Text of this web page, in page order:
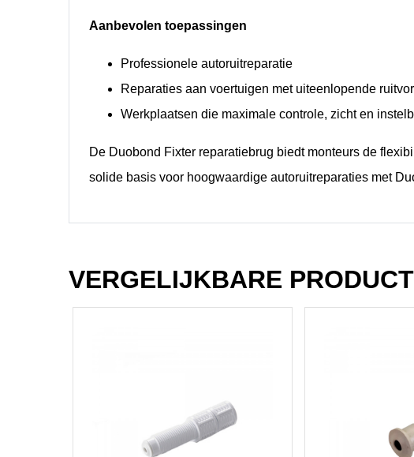
Aanbevolen toepassingen
Professionele autoruitreparatie
Reparaties aan voertuigen met uiteenlopende
Werkplaatsen die maximale controle, zicht en
De Duobond Fixter reparatiebrug biedt monteurs de
solide basis voor hoogwaardige autoruitreparaties met
VERGELIJKBARE